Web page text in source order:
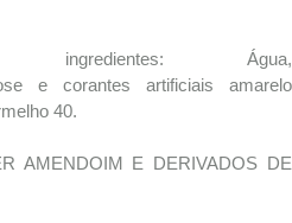
ingredientes: Água,
e corantes artificiais amarelo
40.
AMENDOIM E DERIVADOS DE